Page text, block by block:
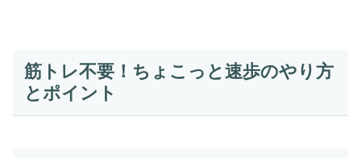
筋トレ不要！ちょこっと速歩のやり方
とポイント